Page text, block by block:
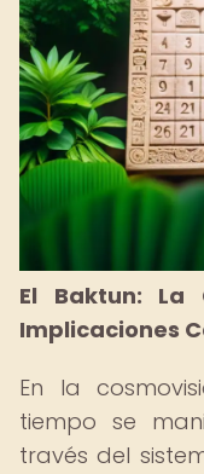
El Baktun: La
Implicaciones
En la
tiempo se
través del